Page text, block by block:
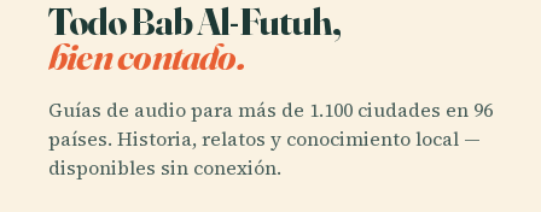
Todo Bab Al-Futuh,
bien contado.
Guías de audio para más de 1.100 ciudades en 96
países. Historia, relatos y conocimiento local —
disponibles sin conexión.